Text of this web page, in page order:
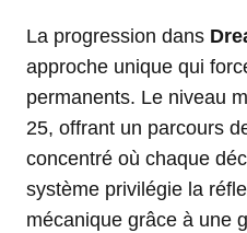
La progression dans
approche unique qui
permanents. Le niveau
25, offrant un parcours
concentré où chaque
système privilégie la
mécanique grâce à une